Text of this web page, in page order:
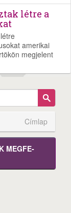
létre a
amerikai
megjelent
Címlap
MEGFE­